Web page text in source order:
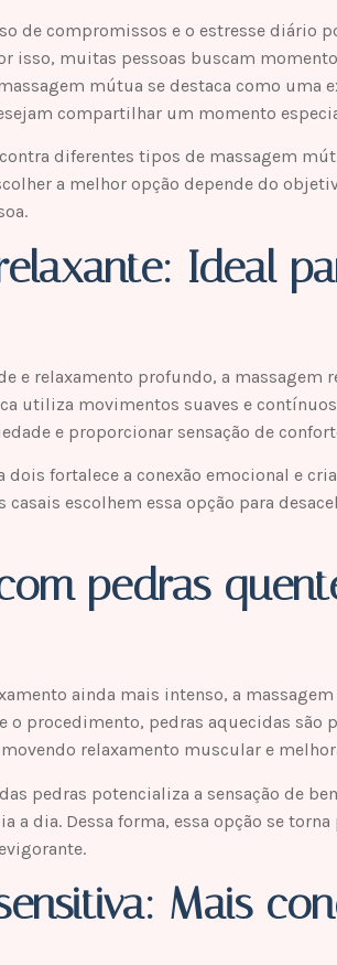
de compromissos e o estresse diário
isso, muitas pessoas buscam
mútua se destaca como uma
compartilhar um momento
diferentes tipos de massagem
a melhor opção depende do
Ideal
e relaxamento profundo, a massagem
utiliza movimentos suaves e
e proporcionar sensação de
dois fortalece a conexão emocional e
casais escolhem essa opção para
pedras
ainda mais intenso, a
o procedimento, pedras aquecidas são
relaxamento muscular e
pedras potencializa a sensação de
a dia. Dessa forma, essa opção se
Mais